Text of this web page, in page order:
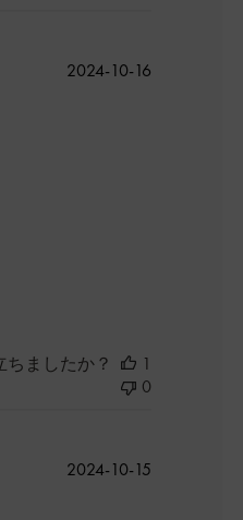
公
2024-10-16
ましたか？
1
0
公
2024-10-15